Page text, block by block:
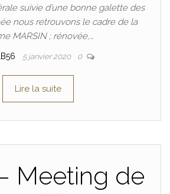
suivie d’une bonne galette des
nous retrouvons le cadre de la
MARSIN ; rénovée,…
5 janvier 2020 0
Lire la suite
Meeting de